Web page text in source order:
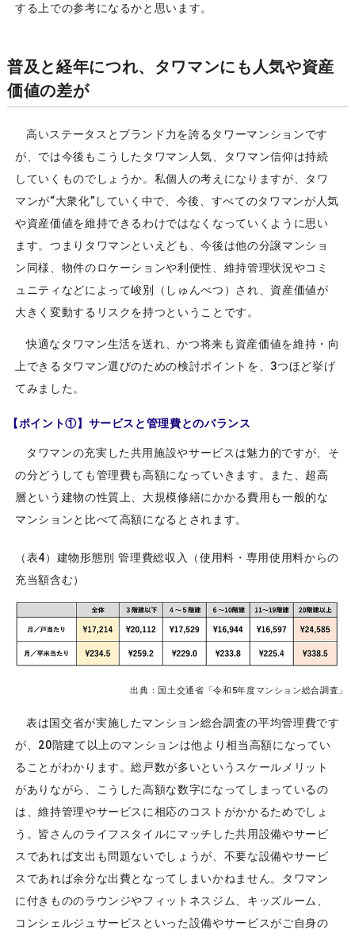
する上での参考になるかと思います。
普及と経年につれ、タワマンにも人気や資産
価値の差が
高いステータスとブランド力を誇るタワーマンションです
が、では今後もこうしたタワマン人気、タワマン信仰は持続
していくものでしょうか。私個人の考えになりますが、タワ
マンが“大衆化”していく中で、今後、すべてのタワマンが人気
や資産価値を維持できるわけではなくなっていくように思い
ます。つまりタワマンといえども、今後は他の分譲マンショ
ン同様、物件のロケーションや利便性、維持管理状況やコミ
ュニティなどによって峻別（しゅんべつ）され、資産価値が
大きく変動するリスクを持つということです。
快適なタワマン生活を送れ、かつ将来も資産価値を維持・向
上できるタワマン選びのための検討ポイントを、3つほど挙げ
てみました。
【ポイント①】サービスと管理費とのバランス
タワマンの充実した共用施設やサービスは魅力的ですが、そ
の分どうしても管理費も高額になっていきます。また、超高
層という建物の性質上、大規模修繕にかかる費用も一般的な
マンションと比べて高額になるとされます。
（表4）建物形態別 管理費総収入（使用料・専用使用料からの
充当額含む）
出典：国土交通省「令和5年度マンション総合調査」
表は国交省が実施したマンション総合調査の平均管理費です
が、20階建て以上のマンションは他より相当高額になってい
ることがわかります。総戸数が多いというスケールメリット
がありながら、こうした高額な数字になってしまっているの
は、維持管理やサービスに相応のコストがかかるためでしょ
う。皆さんのライフスタイルにマッチした共用設備やサービ
スであれば支出も問題ないでしょうが、不要な設備やサービ
スであれば余分な出費となってしまいかねません。タワマン
に付きもののラウンジやフィットネスジム、キッズルーム、
コンシェルジュサービスといった設備やサービスがご自身の